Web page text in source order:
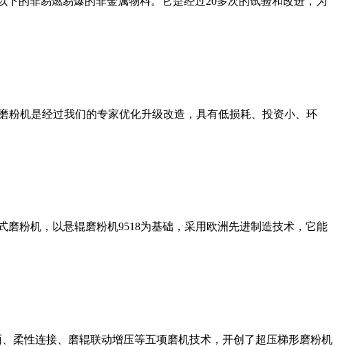
粉机是经过我们的专家优化升级改造，具有低损耗、投资小、环
粉机，以悬辊磨粉机9518为基础，采用欧洲先进制造技术，它能
柔性连接、磨辊联动增压等五项磨机技术，开创了超压梯形磨粉机